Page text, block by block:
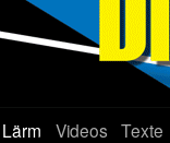
Lärm Videos Texte